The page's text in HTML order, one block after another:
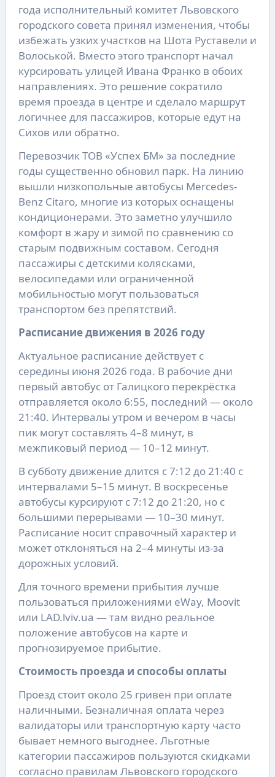
года исполнительный комитет Львовского
городского совета принял изменения, чтобы
избежать узких участков на Шота Руставели и
Волоськой. Вместо этого транспорт начал
курсировать улицей Ивана Франко в обоих
направлениях. Это решение сократило
время проезда в центре и сделало маршрут
логичнее для пассажиров, которые едут на
Сихов или обратно.
Перевозчик ТОВ «Успех БМ» за последние
годы существенно обновил парк. На линию
вышли низкопольные автобусы Mercedes-
Benz Citaro, многие из которых оснащены
кондиционерами. Это заметно улучшило
комфорт в жару и зимой по сравнению со
старым подвижным составом. Сегодня
пассажиры с детскими колясками,
велосипедами или ограниченной
мобильностью могут пользоваться
транспортом без препятствий.
Расписание движения в 2026 году
Актуальное расписание действует с
середины июня 2026 года. В рабочие дни
первый автобус от Галицкого перекрёстка
отправляется около 6:55, последний — около
21:40. Интервалы утром и вечером в часы
пик могут составлять 4–8 минут, в
межпиковый период — 10–12 минут.
В субботу движение длится с 7:12 до 21:40 с
интервалами 5–15 минут. В воскресенье
автобусы курсируют с 7:12 до 21:20, но с
большими перерывами — 10–30 минут.
Расписание носит справочный характер и
может отклоняться на 2–4 минуты из-за
дорожных условий.
Для точного времени прибытия лучше
пользоваться приложениями eWay, Moovit
или LAD.lviv.ua — там видно реальное
положение автобусов на карте и
прогнозируемое прибытие.
Стоимость проезда и способы оплаты
Проезд стоит около 25 гривен при оплате
наличными. Безналичная оплата через
валидаторы или транспортную карту часто
бывает немного выгоднее. Льготные
категории пассажиров пользуются скидками
согласно правилам Львовского городского